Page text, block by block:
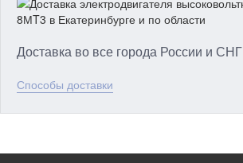
Доставка во все города России и СНГ
Способы доставки